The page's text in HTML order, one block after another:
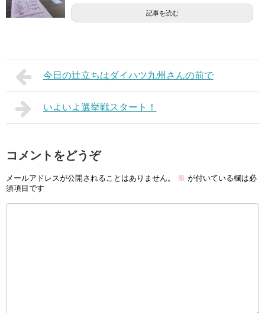
記事を読む
今日の辻立ちはダイハツ九州さんの前で
いよいよ選挙戦スタート！
コメントをどうぞ
メールアドレスが公開されることはありません。 ※ が付いている欄は必
須項目です